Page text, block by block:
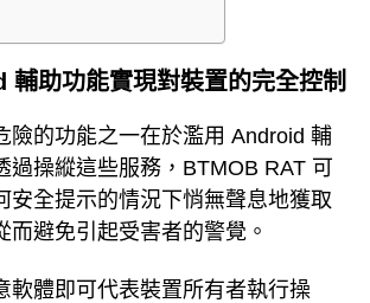
助功能實現對裝置的完全控制
險的功能之一在於濫用 Android 輔
過操縱這些服務，BTMOB RAT 可
安全提示的情況下悄無聲息地獲取
而避免引起受害者的警覺。
軟體即可代表裝置所有者執行操